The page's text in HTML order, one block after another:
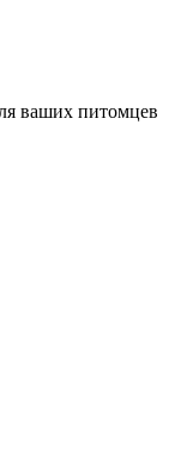
ваших питомцев